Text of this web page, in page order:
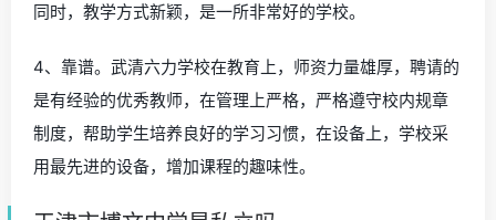
同时，教学方式新颖，是一所非常好的学校。
4、靠谱。武清六力学校在教育上，师资力量雄厚，聘请的
是有经验的优秀教师，在管理上严格，严格遵守校内规章
制度，帮助学生培养良好的学习习惯，在设备上，学校采
用最先进的设备，增加课程的趣味性。